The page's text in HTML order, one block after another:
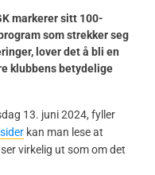
markerer sitt 100-
som strekker seg
lover det å bli en
klubbens betydelige
13. juni 2024, fyller
kan man lese at
virkelig ut som om det